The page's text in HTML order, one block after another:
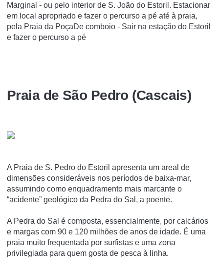
Marginal - ou pelo interior de S. João do Estoril. Estacionar
em local apropriado e fazer o percurso a pé até à praia,
pela Praia da PoçaDe comboio - Sair na estação do Estoril
e fazer o percurso a pé
Praia de São Pedro (Cascais)
A Praia de S. Pedro do Estoril apresenta um areal de
dimensões consideráveis nos períodos de baixa-mar,
assumindo como enquadramento mais marcante o
“acidente” geológico da Pedra do Sal, a poente.
A Pedra do Sal é composta, essencialmente, por calcários
e margas com 90 e 120 milhões de anos de idade. É uma
praia muito frequentada por surfistas e uma zona
privilegiada para quem gosta de pesca à linha.